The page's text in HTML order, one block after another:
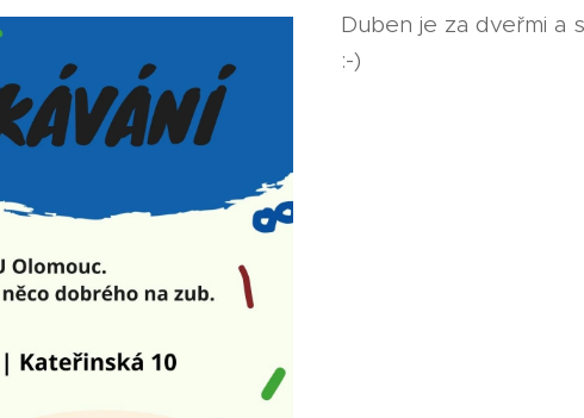
Duben je za dveřmi a
:-)